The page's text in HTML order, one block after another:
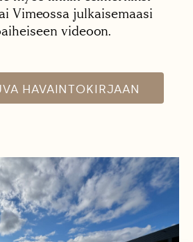
Vimeossa julkaisemaasi
videoon.
HAVAINTOKIRJAAN